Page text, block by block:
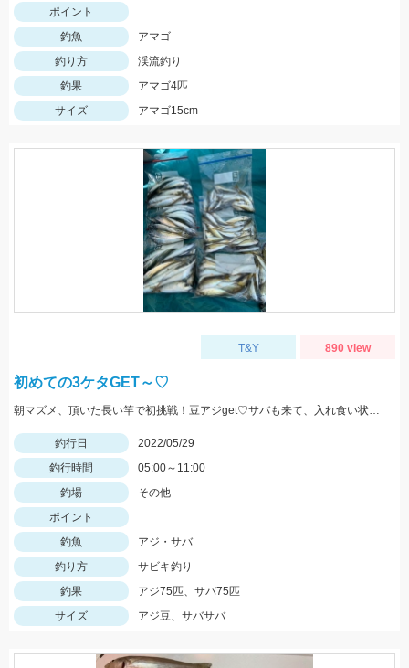
ポイント
釣魚
アマゴ
釣り方
渓流釣り
釣果
アマゴ4匹
サイズ
アマゴ15cm
T&Y 890 view
初めての3ケタGET～♡
朝マズメ、頂いた長い竿で初挑戦！豆アジget♡サバも来て、入れ食い状態最高～！(笑) サイズ小さいから調理大変ですｗｗｗ
釣行日
2022/05/29
釣行時間
05:00～11:00
釣場
その他
ポイント
釣魚
アジ・サバ
釣り方
サビキ釣り
釣果
アジ75匹、サバ75匹
サイズ
アジ豆、サバサバ